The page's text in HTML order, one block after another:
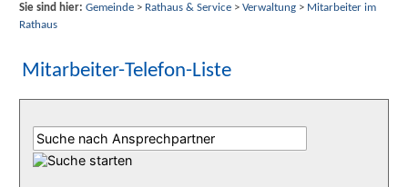
Sie sind hier: Gemeinde> Rathaus & Service> Verwaltung> Mitarbeiter im
Rathaus
Mitarbeiter-Telefon-Liste